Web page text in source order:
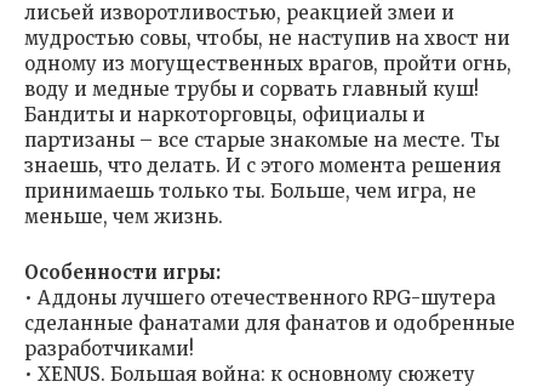
лисьей изворотливостью, реакцией змеи и
мудростью совы, чтобы, не наступив на хвост ни
одному из могущественных врагов, пройти огнь,
воду и медные трубы и сорвать главный куш!
Бандиты и наркоторговцы, официалы и
партизаны – все старые знакомые на месте. Ты
знаешь, что делать. И с этого момента решения
принимаешь только ты. Больше, чем игра, не
меньше, чем жизнь.
Особенности игры:
• Аддоны лучшего отечественного RPG-шутера
сделанные фанатами для фанатов и одобренные
разработчиками!
• XENUS. Большая война: к основному сюжету